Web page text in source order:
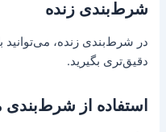
شرط‌بندی زنده
در شرط‌بندی زنده، می‌توانید
دقیق‌تری بگیرید.
استفاده از